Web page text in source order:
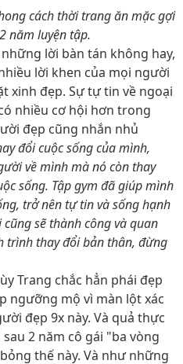
cách thời trang ăn mặc gợi
năm luyện tập.
lời bàn tán không hay,
lời khen của mọi người
xinh đẹp. Sự tự tin về ngoại
nhiều cơ hội hơn trong
đẹp cũng nhắn nhủ
đổi cuộc sống của mình,
về mình mà nó còn thay
sống. Tập gym đã giúp mình
trở nên tự tin và sống hạnh
sẽ thành công và quan
trình thay đổi bản thân, đừng
Trang chắc hẳn phái đẹp
ngưỡng mộ vì màn lột xác
đẹp 9x này. Và quả thực
2 năm cô gái "ba vòng
thế này. Và như những